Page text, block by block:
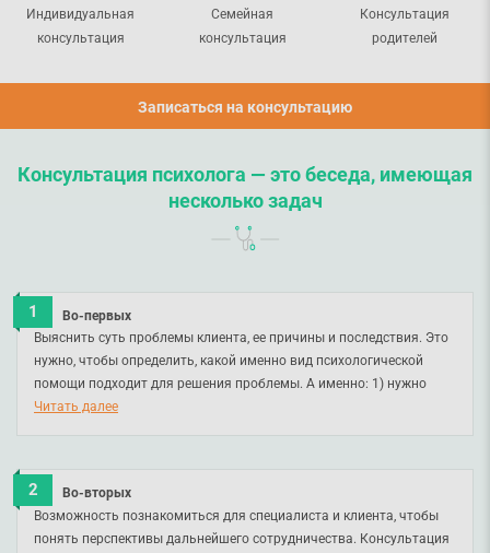
Индивидуальная
консультация
Семейная
консультация
Консультация
родителей
Записаться на консультацию
Консультация психолога — это беседа, имеющая
несколько задач
Во-первых
Выяснить суть проблемы клиента, ее причины и последствия. Это
нужно, чтобы определить, какой именно вид психологической
помощи подходит для решения проблемы. А именно: 1) нужно
направление к врачам для исключения или диагностики с
его продолжительности, ведь от этого зависит сохранение
эффекта работы с психологом.
Читать далее
Во-вторых
Возможность познакомиться для специалиста и клиента, чтобы
понять перспективы дальнейшего сотрудничества. Консультация